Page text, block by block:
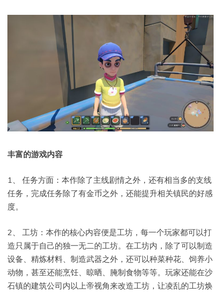
丰富的游戏内容
1、 任务方面：本作除了主线剧情之外，还有相当多的支线
任务，完成任务除了有金币之外，还能提升相关镇民的好感
度。
2、 工坊：本作的核心内容便是工坊，每一个玩家都可以打
造只属于自己的独一无二的工坊。在工坊内，除了可以制造
设备、精炼材料、制造武器之外，还可以种菜种花、饲养小
动物，甚至还能烹饪、晾晒、腌制食物等等。玩家还能在沙
石镇的建筑公司内以上帝视角来改造工坊，让凌乱的工坊焕